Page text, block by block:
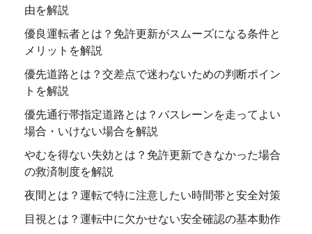
由を解説
優良運転者とは？免許更新がスムーズになる条件と
メリットを解説
優先道路とは？交差点で迷わないための判断ポイン
トを解説
優先通行帯指定道路とは？バスレーンを走ってよい
場合・いけない場合を解説
やむを得ない失効とは？免許更新できなかった場合
の救済制度を解説
夜間とは？運転で特に注意したい時間帯と安全対策
目視とは？運転中に欠かせない安全確認の基本動作